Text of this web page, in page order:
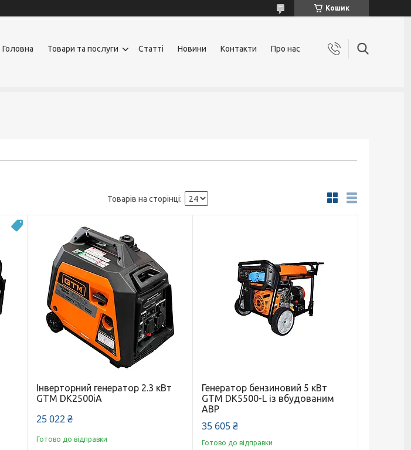
Кошик
Головна Товари та послуги Статті Новини Контакти Про нас
Безкоштовна доставка
Інверторний генератор 2.3 кВт
GTM DK2500iA
25 022 ₴
Готово до відправки
Генератор бензиновий 5 кВт
GTM DK5500-L із вбудованим
АВР
35 605 ₴
Готово до відправки